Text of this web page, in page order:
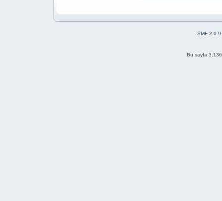
SMF 2.0.9
Bu sayfa